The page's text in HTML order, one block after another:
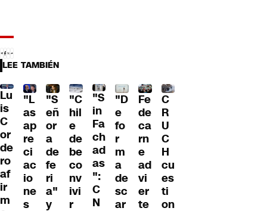
LEE TAMBIÉN
Lu
is
C
or
de
ro
af
ir
m
"L
as
ap
re
ci
ac
io
ne
s
"S
eñ
or
a
de
fe
ri
a"
y
"C
hil
e
de
be
co
nv
ivi
r
"S
in
Fa
ch
ad
as
":
C
N
"D
e
fo
r
m
a
de
sc
ar
Fe
de
ca
rn
e
ad
vi
er
te
C
R
U
C
H
cu
es
ti
on